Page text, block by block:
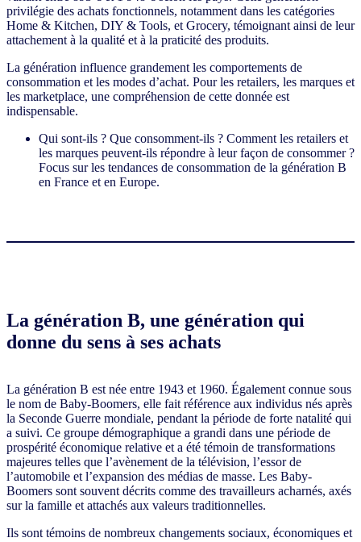
privilégie des achats fonctionnels, notamment dans les catégories
Home & Kitchen, DIY & Tools, et Grocery, témoignant ainsi de leur
attachement à la qualité et à la praticité des produits.
La génération influence grandement les comportements de
consommation et les modes d’achat. Pour les retailers, les marques et
les marketplace, une compréhension de cette donnée est
indispensable.
Qui sont-ils ? Que consomment-ils ? Comment les retailers et
les marques peuvent-ils répondre à leur façon de consommer ?
Focus sur les tendances de consommation de la génération B
en France et en Europe.
La génération B, une génération qui
donne du sens à ses achats
La génération B est née entre 1943 et 1960. Également connue sous
le nom de Baby-Boomers, elle fait référence aux individus nés après
la Seconde Guerre mondiale, pendant la période de forte natalité qui
a suivi. Ce groupe démographique a grandi dans une période de
prospérité économique relative et a été témoin de transformations
majeures telles que l’avènement de la télévision, l’essor de
l’automobile et l’expansion des médias de masse. Les Baby-
Boomers sont souvent décrits comme des travailleurs acharnés, axés
sur la famille et attachés aux valeurs traditionnelles.
Ils sont témoins de nombreux changements sociaux, économiques et